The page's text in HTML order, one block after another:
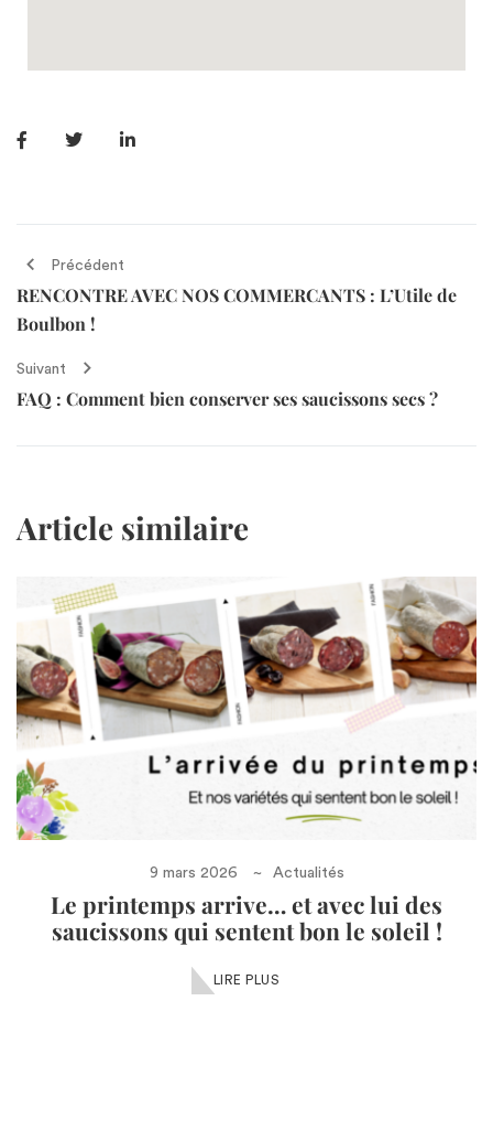
Précédent
RENCONTRE AVEC NOS COMMERCANTS : L’Utile de
Boulbon !
Suivant
FAQ : Comment bien conserver ses saucissons secs ?
Article similaire
9 mars 2026 Actualités
Le printemps arrive… et avec lui des
saucissons qui sentent bon le soleil !
LIRE PLUS